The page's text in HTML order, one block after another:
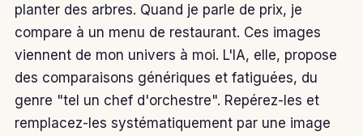
planter des arbres. Quand je parle de prix, je
compare à un menu de restaurant. Ces images
viennent de mon univers à moi. L'IA, elle, propose
des comparaisons génériques et fatiguées, du
genre "tel un chef d'orchestre". Repérez-les et
remplacez-les systématiquement par une image